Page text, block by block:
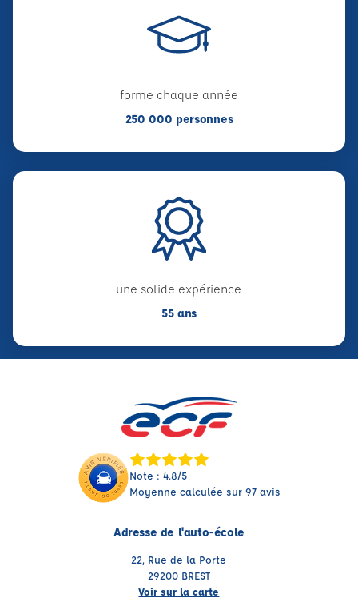
forme chaque année
250 000 personnes
une solide expérience
55 ans
Note : 4.8/5
Moyenne calculée sur 97 avis
Adresse de l'auto-école
22, Rue de la Porte
29200 BREST
Voir sur la carte